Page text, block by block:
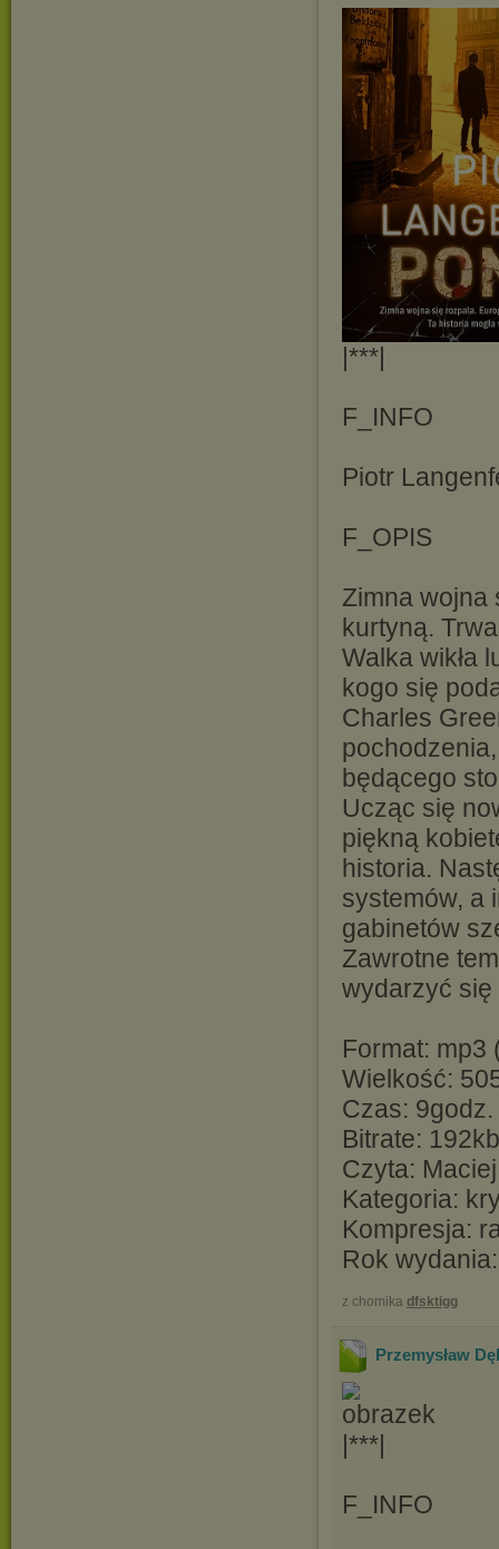
|***|
F_INFO
Piotr
F_OPIS
Zimna wojna
kurtyną.
Walka wikła
kogo się
Charles
będącego
Ucząc się
piękną
historia.
systemów, a
gabinetów
Zawrotne
wydarzyć
Format: mp3
Wielkość:
Czas:
Bitrate:
Czyta:
Kategoria:
Kompresja:
Rok
z chomika dfsktigg
Przemysław
|***|
F_INFO